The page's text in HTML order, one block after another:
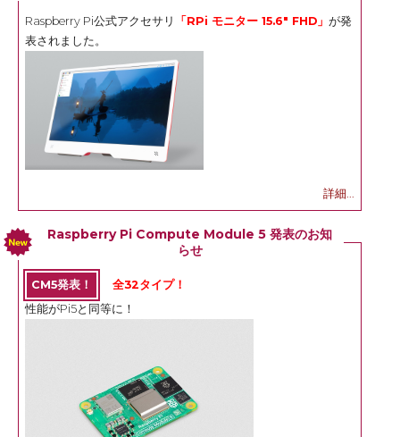
Raspberry Pi公式アクセサリ 「RPi モニター 15.6" FHD」 が発
表されました。
詳細...
Raspberry Pi Compute Module 5 発表のお知
らせ
CM5発表！
全32タイプ！
性能がPi5と同等に！